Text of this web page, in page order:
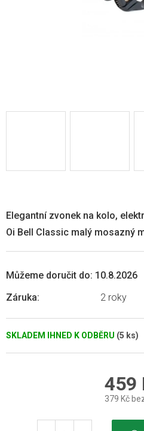
SKLADEM IHNED K ODBĚRU (5 ks)
Můžeme doručit do: 10.8.2026
Záruka: 2 roky
Elegantní zvonek na kolo,
Oi Bell Classic malý mosazný
459
379 Kč
cena: